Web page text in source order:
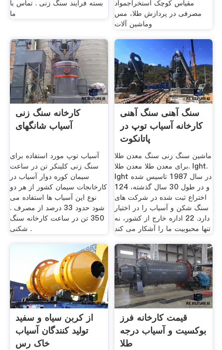
بسته فرایند سنگ زنی . تماس با
ما
مقیاس کوچک استخراجمواد
مصرفی در پردازش طلا، مس
وماشین آلات
کارخانه سنگ زنی
آسیاب شانگهای
آسیاب توپ مورد استفاده برای
سنگ زنی کلینکر تن در ساعت
سیمان کوره دوار آسیاب در
کارخانجات سیمان کشور از هر دو
نوع این آسیاب ها استفاده می
شود حدود 33 درصد از مصرف .
350 تن در ساعت کارخانه سنگ
شکنی .
سنگ آهنی سنگ آهنی
کارخانه آسیاب توپ در
پاتانکوت
ماشین سنگ زنی سنگ معدن طلا
برای معدن طلا معدن طلا. lght.
lght در سال 1987 تاسیس شده
و در طول 30 سال گذشته، 124
اختراع ثبت شده در شركت های
سنگ شكن و آسیاب را در اختیار
دارد. 22 اداره خارج از کشور، نه
تنها محبوبیت ما را آشکار می کند
از کربن سیاه و سفید
تولید کنندگان آسیاب
خاک رس
قیمت کارخانه فرز
بوکسیت و آسیاب درجه
طلا